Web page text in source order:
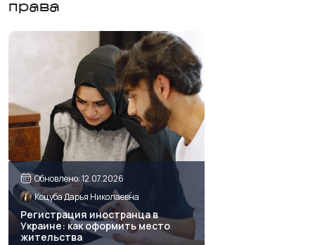
права
Обновлено: 12.07.2026
Коцуба Дарья Николаевна
Регистрация иностранца в
Украине: как оформить место
жительства